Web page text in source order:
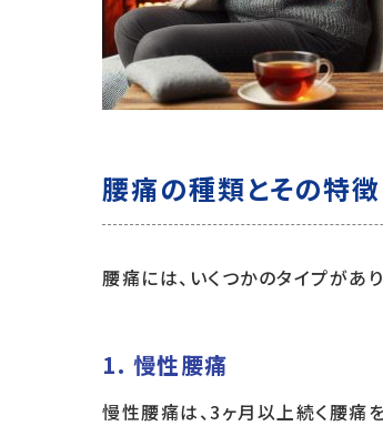
腰痛の種類とその特徴
腰痛には、いくつかのタイプがあ
1. 慢性腰痛
慢性腰痛は、3ヶ月以上続く腰痛